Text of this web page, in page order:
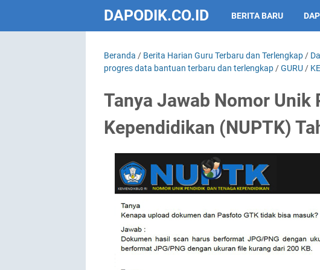
DAPODIK.CO.ID BERITA BARU
Beranda / Berita Harian Guru Terbaru dan Terlengkap /
progres data bantuan terbaru dan terlengkap /GURU /
Tanya Jawab Nomor Unik
Kependidikan (NUPTK)